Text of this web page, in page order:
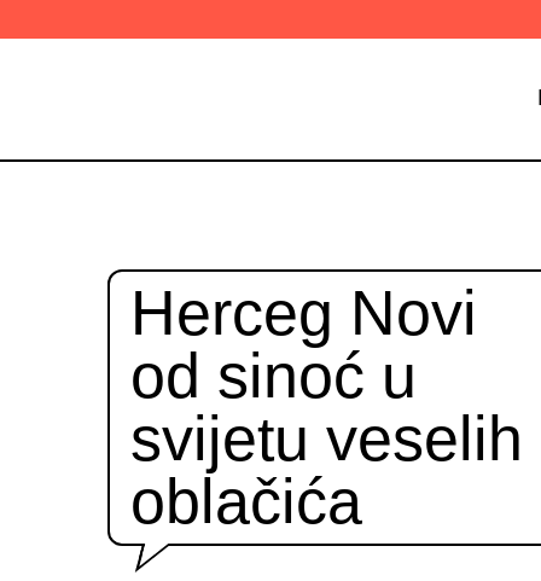
Herceg Novi
od sinoć u
svijetu veselih
oblačića